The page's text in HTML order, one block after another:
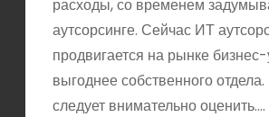
расходы, со временем
аутсорсинге. Сейчас ИТ
продвигается на рынке
выгоднее собственного
следует внимательно оценить.…